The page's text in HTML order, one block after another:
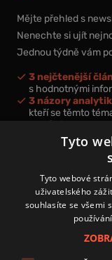
Mějte přehled s
Nenechte si ujít
Jednou týdně vám
3 nejčtenější
s hodnotnými
3 názory
kteří se těmto
nová videa a
k prohloubení
Přihlášením k
zpracování osobních
Tyto
Tyto webové
uživatelského
souhlasíte se všemi